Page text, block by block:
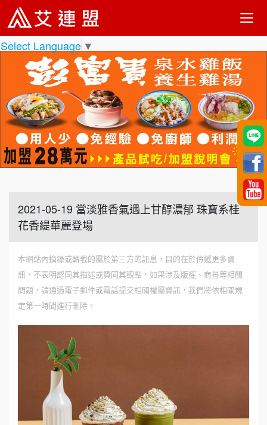
Select Language ▼
2021-05-19 當淡雅香氣遇上甘醇濃郁 珠寶系桂
花香緹華麗登場
本網站內摘錄或轉載的屬於第三方的訊息，目的在於傳遞更多資
訊，不表明認同其描述或贊同其觀點，如果涉及版權、商譽等相關
問題，請通過電子郵件或電話提交相關權屬資訊，我們將依相關規
定第一時間進行刪除。